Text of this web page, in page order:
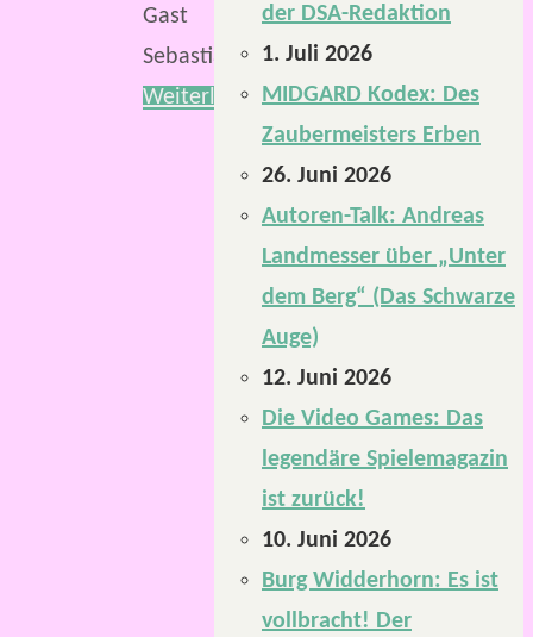
Gast
Sebastian.
Weiterlesen
der DSA-Redaktion
1. Juli 2026
MIDGARD Kodex: Des
Zaubermeisters Erben
26. Juni 2026
Autoren-Talk: Andreas
Landmesser über „Unter
dem Berg“ (Das Schwarze
Auge)
12. Juni 2026
Die Video Games: Das
legendäre Spielemagazin
ist zurück!
10. Juni 2026
Burg Widderhorn: Es ist
vollbracht! Der